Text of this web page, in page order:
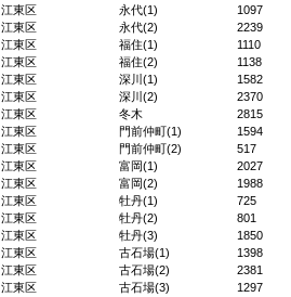
江東区
永代(1) 1097
江東区
永代(2) 2239
江東区
福住(1) 1110
江東区
福住(2) 1138
江東区
深川(1) 1582
江東区
深川(2) 2370
江東区
冬木 2815
江東区
門前仲町(1) 1594
江東区
門前仲町(2) 517
江東区
富岡(1) 2027
江東区
富岡(2) 1988
江東区
牡丹(1) 725
江東区
牡丹(2) 801
江東区
牡丹(3) 1850
江東区
古石場(1) 1398
江東区
古石場(2) 2381
江東区
古石場(3) 1297